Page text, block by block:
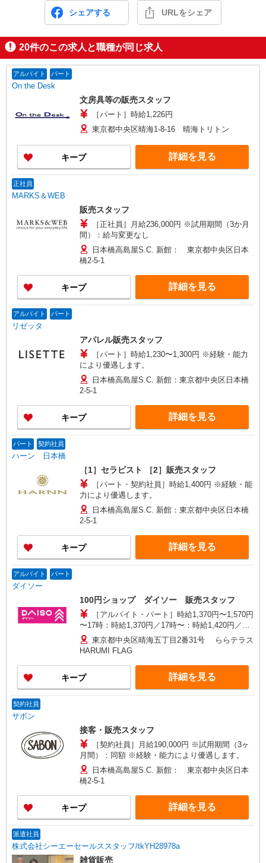
シェアする URLをシェア
20件のこの求人と職種が同じ求人
アルバイト パート
On the Desk
文房具等の販売スタッフ
［パート］時給1,226円
東京都中央区晴海1-8-16 晴海トリトン
キープ 詳細を見る
正社員
MARKS＆WEB
販売スタッフ
［正社員］月給236,000円 ※試用期間（3か月
間）：給与変更なし
日本橋高島屋S.C. 新館： 東京都中央区日本
橋2-5-1
キープ 詳細を見る
アルバイト パート
リゼッタ
アパレル販売スタッフ
［パート］時給1,230〜1,300円 ※経験・能力
により優遇します。
日本橋高島屋S.C. 新館：東京都中央区日本橋
2-5-1
キープ 詳細を見る
パート 契約社員
ハーン 日本橋
［1］セラピスト ［2］販売スタッフ
［パート・契約社員］時給1,400円 ※経験・能
力により優遇します。
日本橋高島屋S.C. 新館：東京都中央区日本橋
2-5-1
キープ 詳細を見る
アルバイト パート
ダイソー
100円ショップ ダイソー 販売スタッフ
［アルバイト・パート］時給1,370円〜1,570円
〜17時：時給1,370円／17時〜：時給1,420円／土
日祝：時給1,420円 平日7:00から9:00まで1520
円 土日祝7:00から9:00まで1570円 ※時給制／月
東京都中央区晴海五丁目2番31号 ららテラス
HARUMI FLAG
キープ 詳細を見る
契約社員
サボン
接客・販売スタッフ
［契約社員］月給190,000円 ※試用期間（3ヶ
月間）：同額 ※経験・能力により優遇します。
日本橋高島屋S.C. 新館： 東京都中央区日本
橋2-5-1
キープ 詳細を見る
派遣社員
株式会社シーエーセールススタッフ/tkYH28978a
雑貨販売